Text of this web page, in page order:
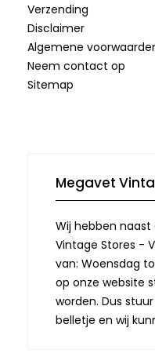
Verzending
Disclaimer
Algemene
Neem contact op
Sitemap
Megavet
Wij hebben naast
Vintage Stores -
van: Woensdag
op onze website
worden. Dus
belletje en wij